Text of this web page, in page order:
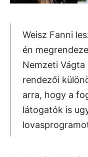
Weisz Fanni
én
Nemzeti
rendezői
arra, hogy a
látogatók is